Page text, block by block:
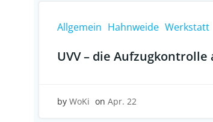
Allgemein Hahnweide Werkstatt
UVV – die
by WoKi on Apr. 22